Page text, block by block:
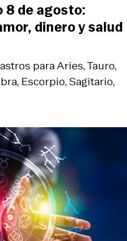
para Aries, Tauro,
Escorpio, Sagitario,
8 de agosto:
dinero y salud